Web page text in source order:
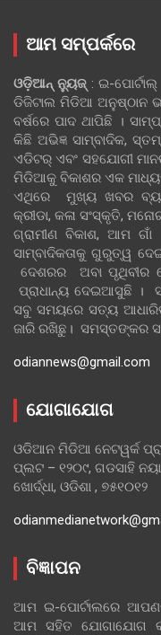
ଆମ ସମ୍ପର୍କରେ
ଓଡ଼ିଆନ୍‍ ନ୍ୟୁଜ୍‍: ଇ-
ଡିଜିଟାଲ ମିଡିଆ ଅନୁଷ୍ଠାନ
ବର୍ଷରେ ପାଦ ଥାପିଛି ।
କିଛି ଅଭିଜ୍ଞ ସାମ୍ବାଦିକ,
ଏଡିଟର୍ ଏବଂ ସହଯୋଗୀ
ମିଡିଆକୁ ବିକାଶର ଏକ
ଏଥିରେ ମୁଖ୍ୟ ଖବର
କ୍ରୀଡା, କଳା ସଂସ୍କୃତି,
ଗ୍ରାମୀଣ ବିକାଶ,
ସାମ୍ବାଦିକତାକୁ ଗୁରୁତ୍ୱ
ଦେଶରର ଅବା
ପ୍ରାଧାନ୍ୟ ଦେଇଆସୁଛି ।
ସବୁ ସମୟରେ ସତ୍ୟ
ଜାରି ରଖିଛୁ। ସମସ୍ତଙ୍କର
odiannews@gmail.com
ଯୋଗାଯୋଗ
ଓଡିଆନ ମିଡିଆ ନେଟୱର୍କ
ପ୍ଲଟ – ୧୨୦୯, ଗଡସାହି
ଖୋର୍ଦ୍ଧା, ଓଡିଶା , ୭୫୧୦୧୨
ବିଜ୍ଞାପନ
ଆମ ଇ-ପୋର୍ଟାଲରେ
ଆମ ସହିତ ଯୋଗାଯୋଗ